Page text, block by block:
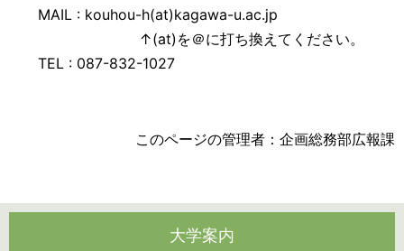
MAIL : kouhou-h(at)kagawa-u.ac.jp
↑(at)を＠に打ち換えてください。
TEL : 087-832-1027
このページの管理者：企画総務部広報課
大学案内